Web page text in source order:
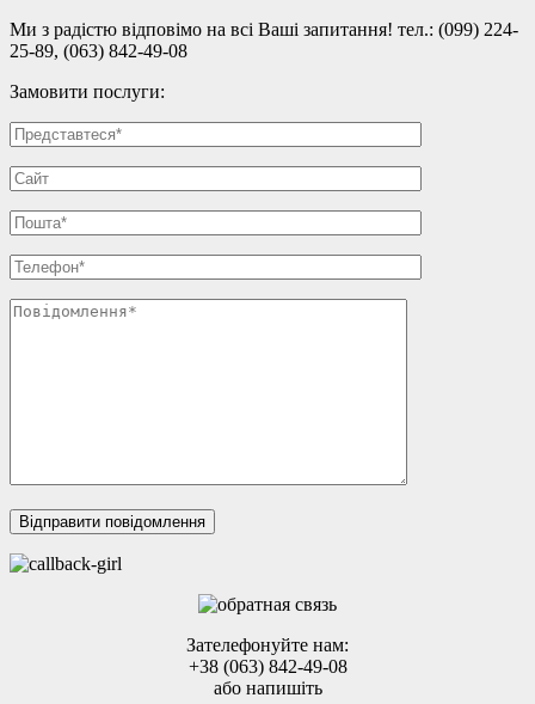
Ми з радістю відповімо на всі Ваші запитання! тел.: (099) 224-
25-89, (063) 842-49-08
Замовити послуги:
Зателефонуйте нам:
+38 (063) 842-49-08
або напишіть